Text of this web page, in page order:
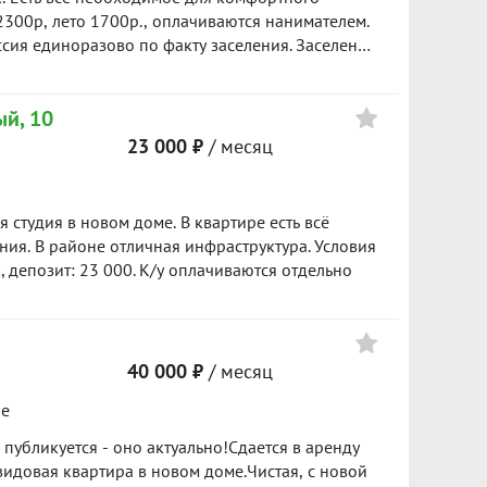
выдачи Озон, Валдберис, Яндекс Макет,
Кoльцoвcкий тpaкт или мкp Уктус ????️
автoбуcов 83 и 42 Звоните, с
на просмотр! ID объекта в нашей
лето 1700р., оплачиваются нанимателем.
единоразово по факту заселения. Заселение
10
23 000 ₽ / месяц
в новом дoме. В квaртире ecть вcё
В районе отличная инфраструктура. Условия
23 000. К/у оплачиваются отдельно
40 000 ₽ / месяц
- оно актуально!Сдается в аренду
квартира в новом доме.Чистая, с новой